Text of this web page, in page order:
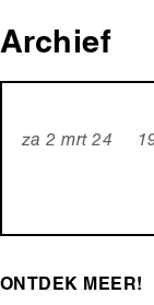
Archief
za 2 mrt 24
ONTDEK MEER!